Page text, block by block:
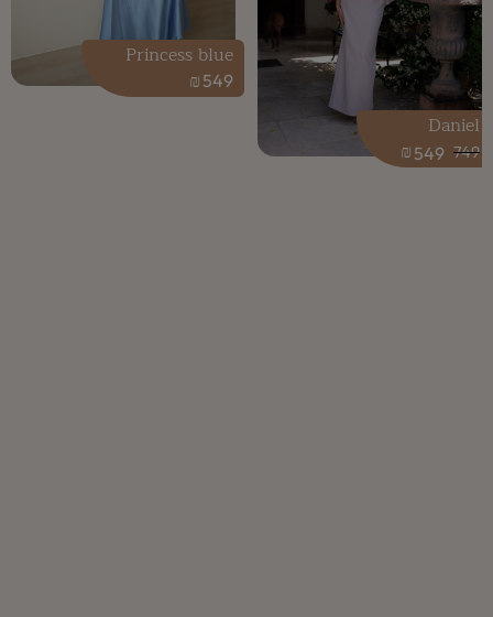
749
549
₪
Daniel
549
₪
Princess blue